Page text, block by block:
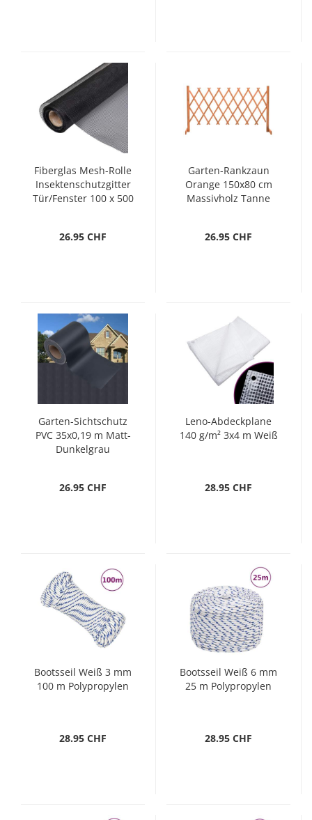
Fiberglas Mesh-Rolle
Insektenschutzgitter
Tür/Fenster 100 x 500
26.95 CHF
Garten-Rankzaun
Orange 150x80 cm
Massivholz Tanne
26.95 CHF
Garten-Sichtschutz
PVC 35x0,19 m Matt-
Dunkelgrau
26.95 CHF
Leno-Abdeckplane
140 g/m² 3x4 m Weiß
28.95 CHF
Bootsseil Weiß 3 mm
100 m Polypropylen
28.95 CHF
Bootsseil Weiß 6 mm
25 m Polypropylen
28.95 CHF